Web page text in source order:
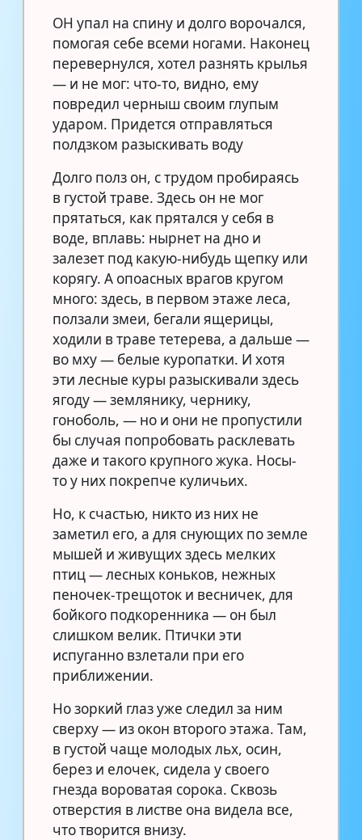
ОН упал на спину и долго ворочался,
помогая себе всеми ногами. Наконец
перевернулся, хотел разнять крылья
— и не мог: что-то, видно, ему
повредил черныш своим глупым
ударом. Придется отправляться
полдзком разыскивать воду
Долго полз он, с трудом пробираясь
в густой траве. Здесь он не мог
прятаться, как прятался у себя в
воде, вплавь: нырнет на дно и
залезет под какую-нибудь щепку или
корягу. А опоасных врагов кругом
много: здесь, в первом этаже леса,
ползали змеи, бегали ящерицы,
ходили в траве тетерева, а дальше —
во мху — белые куропатки. И хотя
эти лесные куры разыскивали здесь
ягоду — землянику, чернику,
гоноболь, — но и они не пропустили
бы случая попробовать расклевать
даже и такого крупного жука. Носы-
то у них покрепче куличьих.
Но, к счастью, никто из них не
заметил его, а для снующих по земле
мышей и живущих здесь мелких
птиц — лесных коньков, нежных
пеночек-трещоток и весничек, для
бойкого подкоренника — он был
слишком велик. Птички эти
испуганно взлетали при его
приближении.
Но зоркий глаз уже следил за ним
сверху — из окон второго этажа. Там,
в густой чаще молодых льх, осин,
берез и елочек, сидела у своего
гнезда вороватая сорока. Сквозь
отверстия в листве она видела все,
что творится внизу.